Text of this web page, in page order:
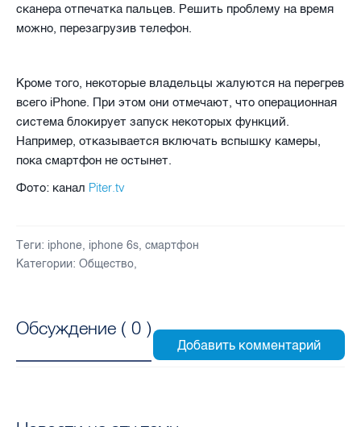
сканера отпечатка пальцев. Решить проблему на время
можно, перезагрузив телефон.
Кроме того, некоторые владельцы жалуются на перегрев
всего iPhone. При этом они отмечают, что операционная
система блокирует запуск некоторых функций.
Например, отказывается включать вспышку камеры,
пока смартфон не остынет.
Фото: канал Piter.tv
Теги: iphone, iphone 6s, смартфон
Категории: Общество,
Обсуждение ( 0 )